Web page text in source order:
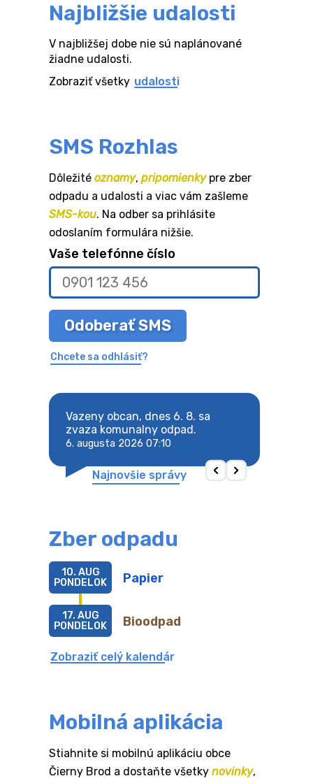
Najbližšie udalosti
V najbližšej dobe nie sú naplánované
žiadne udalosti.
Zobraziť všetky udalosti
SMS Rozhlas
Dôležité oznamy, pripomienkypre zber
odpadu a udalosti a viac vám zašleme
SMS-kou. Na odber sa prihlásite
odoslaním formulára nižšie.
Vaše telefónne číslo
Odoberať SMS
Chcete sa odhlásiť?
Vazeny obcan, dnes 6. 8. sa
zvaza komunalny odpad.
6. augusta 2026 07:10
Najnovšie správy
Zber odpadu
Papier
10. AUG
PONDELOK
Bioodpad
17. AUG
PONDELOK
Zobraziť celý kalendár
Mobilná aplikácia
Stiahnite si mobilnú aplikáciu obce
Čierny Brod a dostaňte všetky novinky,